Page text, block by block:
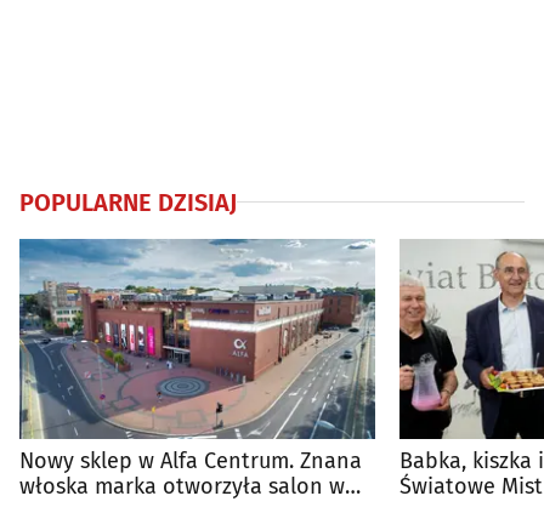
POPULARNE DZISIAJ
Nowy sklep w Alfa Centrum. Znana
włoska marka otworzyła salon w
Babka, kiszka
Światowe